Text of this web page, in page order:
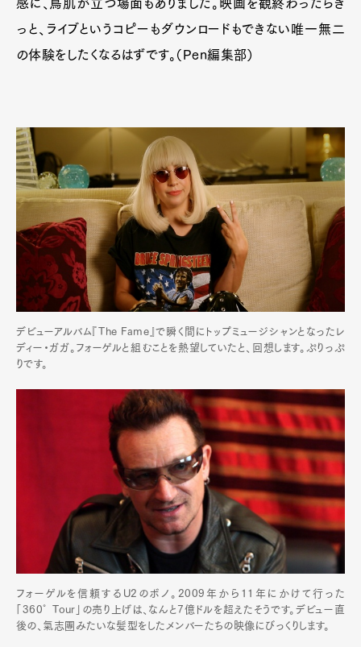
感に、鳥肌が立つ場面もありました。映画を観終わったらき
っと、ライブというコピーもダウンロードもできない唯一無二
の体験をしたくなるはずです。（Pen編集部）
デビューアルバム『The Fame』で瞬く間にトップミュージシャンとなったレ
ディー・ガガ。フォーゲルと組むことを熱望していたと、回想します。ぷりっぷ
りです。
フォーゲルを信頼するU2のボノ。2009年から11年にかけて行った
「360° Tour」の売り上げは、なんと7億ドルを超えたそうです。デビュー直
後の、氣志團みたいな髪型をしたメンバーたちの映像にびっくりします。